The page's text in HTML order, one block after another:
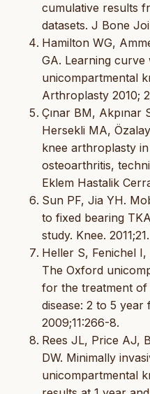
cumulative results
datasets. J Bone
Hamilton WG,
GA. Learning curve
unicompartmental
Arthroplasty 2010;
Çınar BM, Akpınar
Hersekli MA,
knee arthroplasty
osteoarthritis,
Eklem Hastalik
Sun PF, Jia YH.
to fixed bearing
study. Knee.
Heller S, Fenichel
The Oxford
for the treatment of
disease: 2 to 5
2009;11:266-8.
Rees JL, Price AJ,
DW. Minimally
unicompartmental